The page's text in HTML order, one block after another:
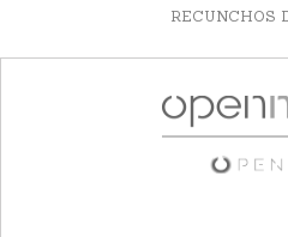
RECUNCHOS